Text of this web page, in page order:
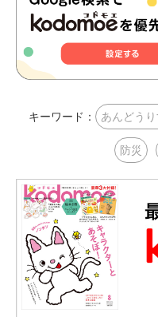
キーワード： あんどうり
防災